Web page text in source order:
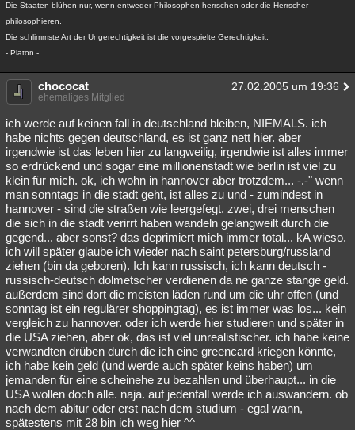
Die Staaten blühen nur, wenn entweder Philosophen herrschen oder die Herrscher
philosophieren.
Die schlimmste Art der Ungerechtigkeit ist die vorgespielte Gerechtigkeit.
- Platon -
chococat 27.02.2005 um 19:36
ehemaliges Mitglied
ich werde auf keinen fall in deutschland bleiben, NIEMALS. ich
habe nichts gegen deutschland, es ist ganz nett hier. aber
irgendwie ist das leben hier zu langweilig, irgendwie ist alles immer
so erdrückend und sogar eine millionenstadt wie berlin ist viel zu
klein für mich. ok, ich wohn in hannover aber trotzdem... -.-" wenn
man sonntags in die stadt geht, ist alles zu und - zumindest in
hannover - sind die straßen wie leergefegt. zwei, drei menschen
die sich in die stadt verirrt haben wandeln gelangweilt durch die
gegend... aber sonst? das deprimiert mich immer total... kA wieso.
ich will später glaube ich wieder nach saint petersburg/russland
ziehen (bin da geboren). Ich kann russisch, ich kann deutsch -
russisch-deutsch dolmetscher verdienen da ne ganze stange geld.
außerdem sind dort die meisten läden rund um die uhr offen (und
sonntag ist ein regulärer shoppingtag), es ist immer was los... kein
vergleich zu hannover. oder ich werde hier studieren und später in
die USA ziehen, aber ok, das ist viel unrealistischer. ich habe keine
verwandten drüben durch die ich eine greencard kriegen könnte,
ich habe kein geld (und werde auch später keins haben) um
jemanden für eine scheinehe zu bezahlen und überhaupt... in die
USA wollen doch alle. naja. auf jedenfall werde ich auswandern. ob
nach dem abitur oder erst nach dem studium - egal wann,
spätestens mit 28 bin ich weg hier ^^